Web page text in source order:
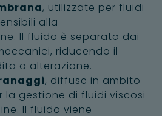
, utilizzate per fluidi
alla
Il fluido è separato dai
riducendo il
o alterazione.
, diffuse in ambito
la gestione di fluidi viscosi
Il fluido viene